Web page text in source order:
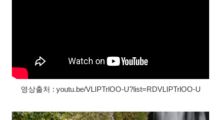
영상출처 : youtu.be/VLIPTrlOO-U?list=RDVLIPTrlOO-U